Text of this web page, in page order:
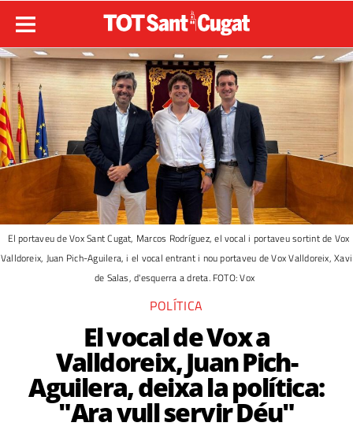
El portaveu de Vox Sant Cugat, Marcos Rodríguez, el vocal i portaveu sortint de Vox
Valldoreix, Juan Pich-Aguilera, i el vocal entrant i nou portaveu de Vox Valldoreix, Xavi
de Salas, d'esquerra a dreta. FOTO: Vox
POLÍTICA
El vocal de Vox a
Valldoreix, Juan Pich-
Aguilera, deixa la política:
"Ara vull servir Déu"